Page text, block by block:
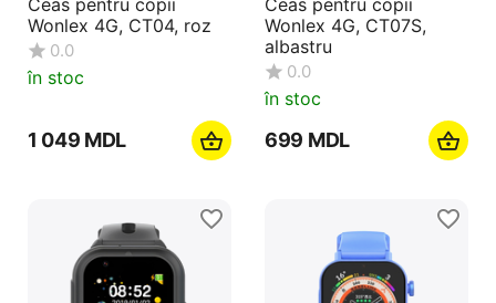
Wonlex 4G, CT04, roz
0.0
în stoc
1 049 MDL
Wonlex 4G, CT07S,
albastru
0.0
în stoc
‍699‍ MDL